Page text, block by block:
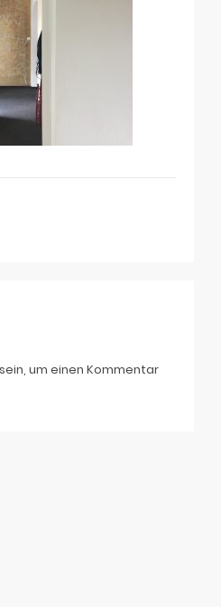
sein, um einen Kommentar